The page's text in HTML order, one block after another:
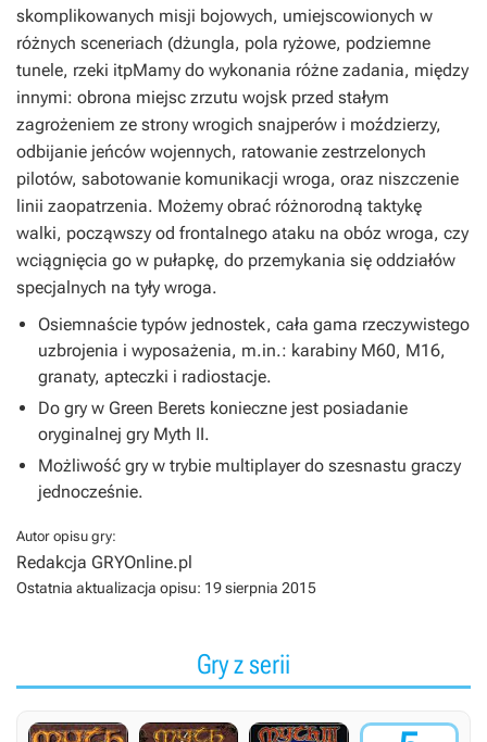
skomplikowanych misji bojowych, umiejscowionych w
różnych sceneriach (dżungla, pola ryżowe, podziemne
tunele, rzeki itpMamy do wykonania różne zadania, między
innymi: obrona miejsc zrzutu wojsk przed stałym
zagrożeniem ze strony wrogich snajperów i moździerzy,
odbijanie jeńców wojennych, ratowanie zestrzelonych
pilotów, sabotowanie komunikacji wroga, oraz niszczenie
linii zaopatrzenia. Możemy obrać różnorodną taktykę
walki, począwszy od frontalnego ataku na obóz wroga, czy
wciągnięcia go w pułapkę, do przemykania się oddziałów
specjalnych na tyły wroga.
Osiemnaście typów jednostek, cała gama rzeczywistego
uzbrojenia i wyposażenia, m.in.: karabiny M60, M16,
granaty, apteczki i radiostacje.
Do gry w Green Berets konieczne jest posiadanie
oryginalnej gry Myth II.
Możliwość gry w trybie multiplayer do szesnastu graczy
jednocześnie.
Autor opisu gry:
Redakcja GRYOnline.pl
Ostatnia aktualizacja opisu: 19 sierpnia 2015
Gry z serii